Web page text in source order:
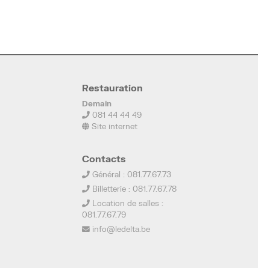
Restauration
Demain
081 44 44 49
Site internet
Contacts
Général : 081.77.67.73
Billetterie : 081.77.67.78
Location de salles :
081.77.67.79
info@ledelta.be